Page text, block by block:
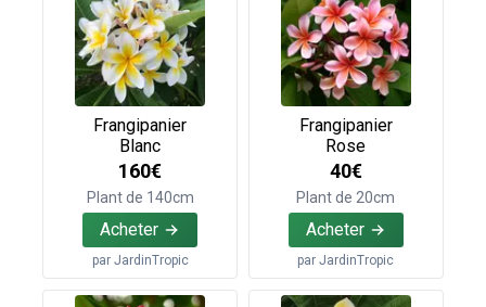
Frangipanier
Blanc
160€
Plant de 140cm
Acheter
par JardinTropic
Frangipanier
Rose
40€
Plant de 20cm
Acheter
parJardinTropic